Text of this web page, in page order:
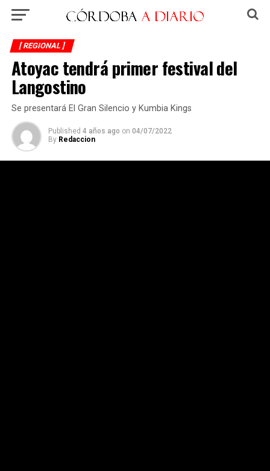
[ REGIONAL ]
Atoyac tendrá primer festival del
Langostino
Se presentará El Gran Silencio y Kumbia Kings
Published 4 años ago on 04/07/2022
By Redaccion